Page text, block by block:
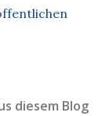
diesem Blog